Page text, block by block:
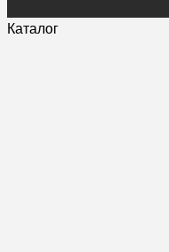
Каталог